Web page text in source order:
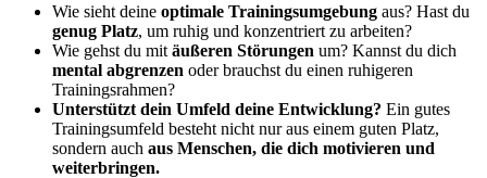
Wie sieht deine optimale Trainingsumgebung aus? Hast du
genug Platz, um ruhig und konzentriert zu arbeiten?
Wie gehst du mit äußeren Störungen um? Kannst du dich
mental abgrenzen oder brauchst du einen ruhigeren
Trainingsrahmen?
Unterstützt dein Umfeld deine Entwicklung? Ein gutes
Trainingsumfeld besteht nicht nur aus einem guten Platz,
sondern auch aus Menschen, die dich motivieren und
weiterbringen.